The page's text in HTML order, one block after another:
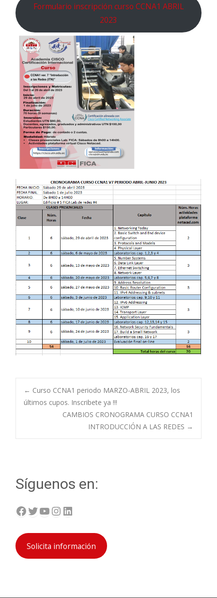
Formulario inscripción curso CCNA1 ABRIL
2023
Navegación
← Curso CCNA1 periodo MARZO-ABRIL 2023, los
últimos cupos. Inscribete ya !!!
CAMBIOS CRONOGRAMA CURSO CCNA1
INTRODUCCIÓN A LAS REDES →
Síguenos en:
Facebook Twitter YouTube InstagramLinkedIn
Solicita información